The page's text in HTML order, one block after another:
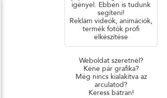
igényel. Ebben is tudunk
segíteni!
Reklám videók, animációk,
termék fotók profi
elkészítése
Weboldat szeretnél?
Kéne pár grafika?
Még nincs kialakítva az
arculatod?
Keress bátran!